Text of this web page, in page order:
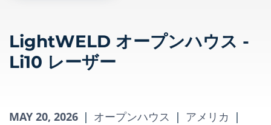
LightWELD オープンハウス -
Li10 レーザー
MAY 20, 2026 | オープンハウス | アメリカ |